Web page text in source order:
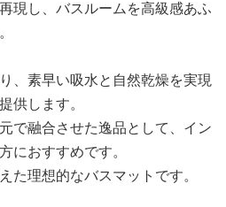
現し、バスルームを高級感あふ
、素早い吸水と自然乾燥を実現
供します。
で融合させた逸品として、イン
におすすめです。
た理想的なバスマットです。